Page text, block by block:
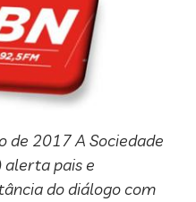
2017 A Sociedade
alerta pais e
do diálogo com